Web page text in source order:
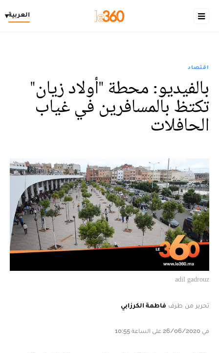
العربية▾
اقتصاد
بالفيديو: محطة "أولاد زيان"
تكتظ بالمسافرين في غياب
الحافلات
adil gadrouz
تحرير من طرف فاطمة الكرزابي
في 26/06/2020 على الساعة 10:55